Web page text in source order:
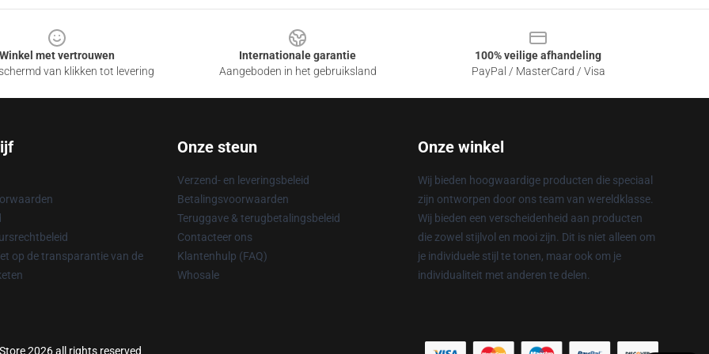
Winkel met vertrouwen
van klikken tot levering
Internationale garantie
Aangeboden in het gebruiksland
100% veilige afhandeling
PayPal / MasterCard / Visa
op de transparantie van de
Onze steun
Verzend- en leveringsbeleid
Betalingsvoorwaarden
Teruggave & terugbetalingsbeleid
Contacteer ons
Klantenhulp (FAQ)
Whosale
Onze winkel
Wij bieden hoogwaardige producten die speciaal
zijn ontworpen door ons team van wereldklasse.
Wij bieden een verscheidenheid aan producten
die zowel stijlvol en mooi zijn. Dit is niet alleen om
je individuele stijl te tonen, maar ook om je
individualiteit met anderen te delen.
2026 all rights reserved